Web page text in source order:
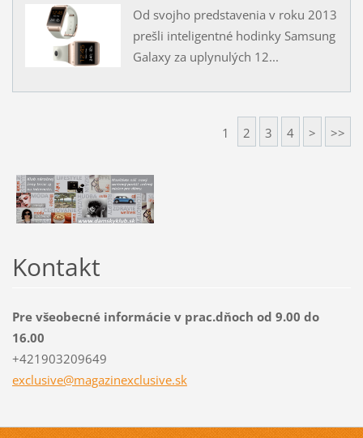
Od svojho predstavenia v roku 2013
prešli inteligentné hodinky Samsung
Galaxy za uplynulých 12...
1 2 3 4 > >>
Kontakt
Pre všeobecné informácie v prac.dňoch od 9.00 do
16.00
+421903209649
exclusive@magazinexclusive.sk